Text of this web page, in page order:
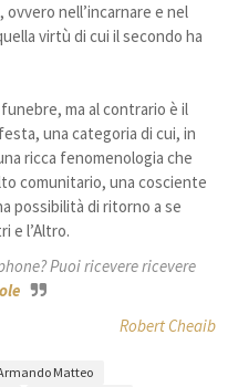
nell’incarnare e nel
virtù di cui il secondo ha
ma al contrario è il
una categoria di cui, in
ricca fenomenologia che
comunitario, una cosciente
possibilità di ritorno a se
e l’Altro.
Puoi ricevere ricevere
Robert Cheaib
Matteo